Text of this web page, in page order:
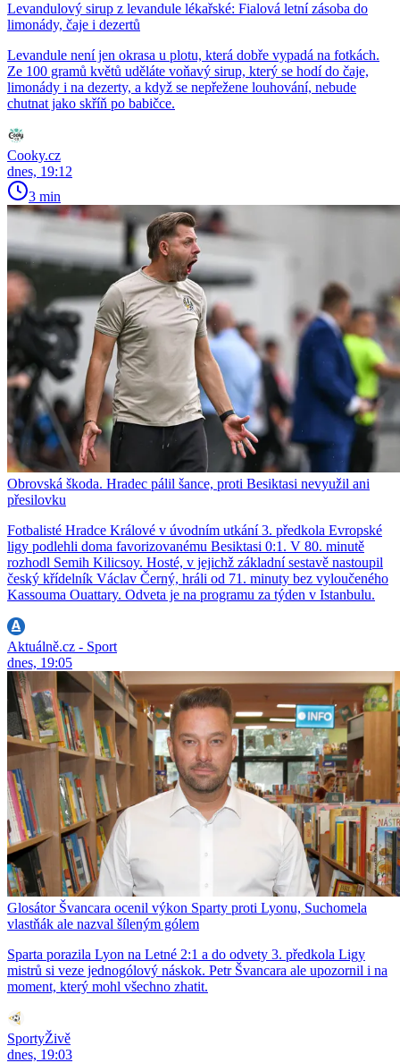
Levandulový sirup z levandule lékařské: Fialová letní zásoba do
limonády, čaje i dezertů
Levandule není jen okrasa u plotu, která dobře vypadá na fotkách.
Ze 100 gramů květů uděláte voňavý sirup, který se hodí do čaje,
limonády i na dezerty, a když se nepřežene louhování, nebude
chutnat jako skříň po babičce.
Cooky.cz
dnes, 19:12
3 min
Obrovská škoda. Hradec pálil šance, proti Besiktasi nevyužil ani
přesilovku
Fotbalisté Hradce Králové v úvodním utkání 3. předkola Evropské
ligy podlehli doma favorizovanému Besiktasi 0:1. V 80. minutě
rozhodl Semih Kilicsoy. Hosté, v jejichž základní sestavě nastoupil
český křídelník Václav Černý, hráli od 71. minuty bez vyloučeného
Kassouma Ouattary. Odveta je na programu za týden v Istanbulu.
Aktuálně.cz - Sport
dnes, 19:05
Glosátor Švancara ocenil výkon Sparty proti Lyonu, Suchomela
vlastňák ale nazval šíleným gólem
Sparta porazila Lyon na Letné 2:1 a do odvety 3. předkola Ligy
mistrů si veze jednogólový náskok. Petr Švancara ale upozornil i na
moment, který mohl všechno zhatit.
SportyŽivě
dnes, 19:03